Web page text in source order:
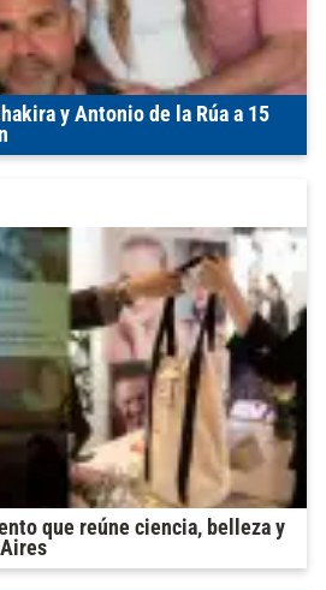
y Antonio de la Rúa a 15
que reúne ciencia, belleza y